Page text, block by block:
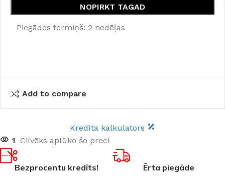
NOPIRKT TAGAD
Piegādes termiņš: 2 nedēļas
Add to compare
Kredīta kalkulators
1 Cilvēks aplūko šo preci
Bezprocentu kredīts! Ērta piegāde